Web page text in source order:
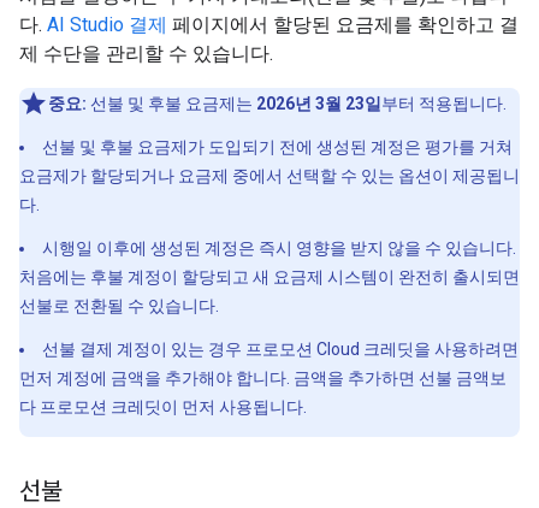
다. AI Studio 결제 페이지에서 할당된 요금제를 확인하고 결
제 수단을 관리할 수 있습니다.
중요: 선불 및 후불 요금제는 2026년 3월 23일 부터 적용됩니다.
선불 및 후불 요금제가 도입되기 전에 생성된 계정은 평가를 거쳐
요금제가 할당되거나 요금제 중에서 선택할 수 있는 옵션이 제공됩니
다.
시행일 이후에 생성된 계정은 즉시 영향을 받지 않을 수 있습니다.
처음에는 후불 계정이 할당되고 새 요금제 시스템이 완전히 출시되면
선불로 전환될 수 있습니다.
선불 결제 계정이 있는 경우 프로모션 Cloud 크레딧을 사용하려면
먼저 계정에 금액을 추가해야 합니다. 금액을 추가하면 선불 금액보
다 프로모션 크레딧이 먼저 사용됩니다.
선불